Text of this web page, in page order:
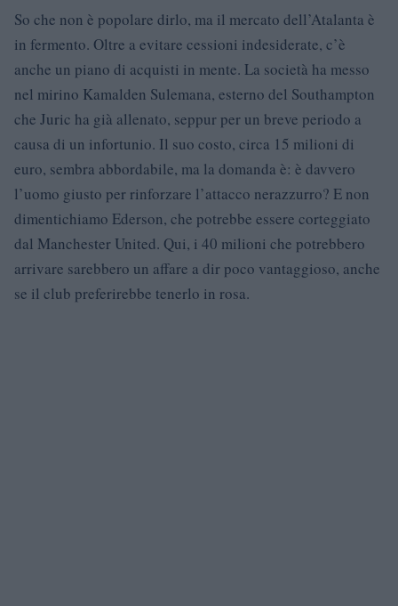
So che non è popolare dirlo, ma il mercato dell’Atalanta è
in fermento. Oltre a evitare cessioni indesiderate, c’è
anche un piano di acquisti in mente. La società ha messo
nel mirino Kamalden Sulemana, esterno del Southampton
che Juric ha già allenato, seppur per un breve periodo a
causa di un infortunio. Il suo costo, circa 15 milioni di
euro, sembra abbordabile, ma la domanda è: è davvero
l’uomo giusto per rinforzare l’attacco nerazzurro? E non
dimentichiamo Ederson, che potrebbe essere corteggiato
dal Manchester United. Qui, i 40 milioni che potrebbero
arrivare sarebbero un affare a dir poco vantaggioso, anche
se il club preferirebbe tenerlo in rosa.